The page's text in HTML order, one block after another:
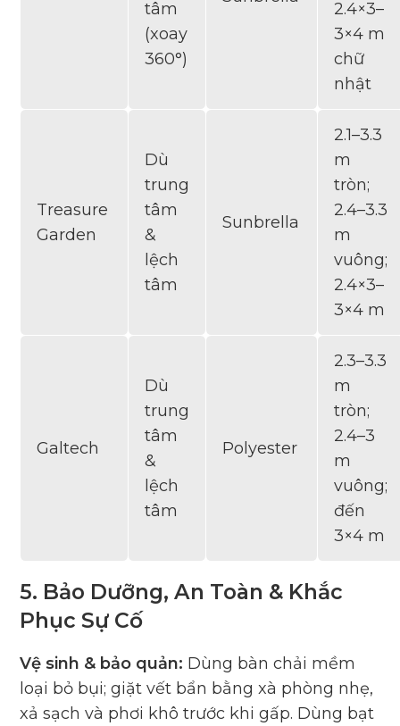
tâm
(xoay
360°)
2.4×3–
3×4 m
chữ
nhật
Treasure
Garden
Dù
trung
tâm
&
lệch
tâm
Sunbrella
2.1–3.3
m
tròn;
2.4–3.3
m
vuông;
2.4×3–
3×4 m
Galtech
Dù
trung
tâm
&
lệch
tâm
Polyester
2.3–3.3
m
tròn;
2.4–3
m
vuông;
đến
3×4 m
5. Bảo Dưỡng, An Toàn & Khắc
Phục Sự Cố
Vệ sinh & bảo quản: Dùng bàn chải mềm
loại bỏ bụi; giặt vết bẩn bằng xà phòng nhẹ,
xả sạch và phơi khô trước khi gấp. Dùng bạt